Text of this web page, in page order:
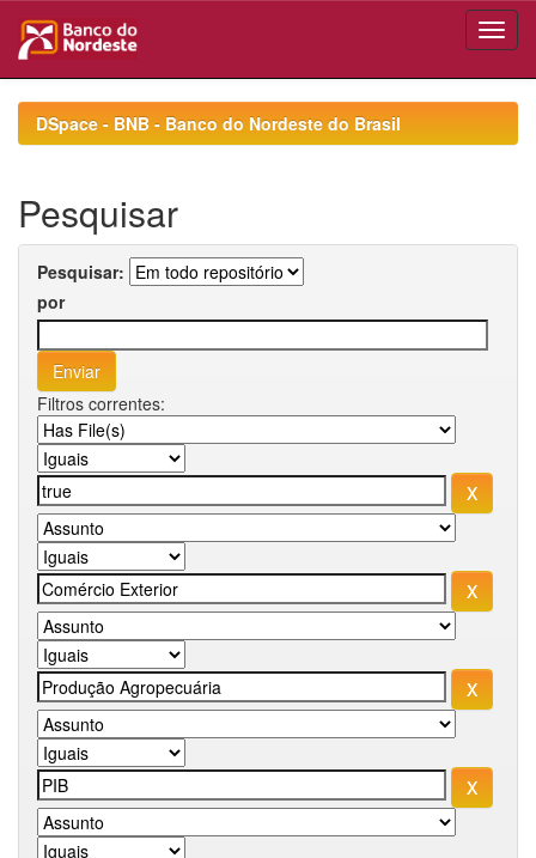
navigationDSpace - BNB - Banco do Nordeste do Brasil
Pesquisar
Pesquisar:
por
Filtros correntes: